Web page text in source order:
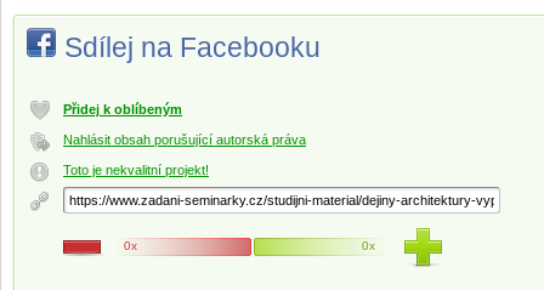
Sdílej na Facebooku
Přidej k oblíbeným
Nahlásit obsah porušující autorská práva
Toto je nekvalitní projekt!
0x 0x